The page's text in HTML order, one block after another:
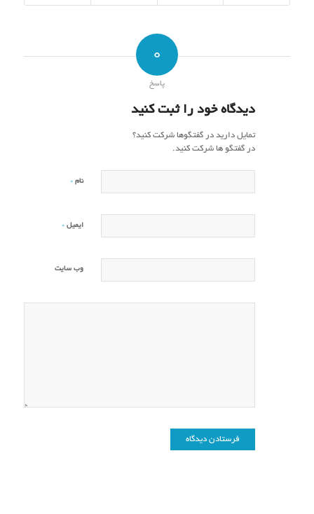
0
پاسخ
دیدگاه خود را ثبت کنید
تمایل دارید در گفتگوها شرکت کنید؟
در گفتگو ها شرکت کنید.
نام *
ایمیل *
وب‌ سایت